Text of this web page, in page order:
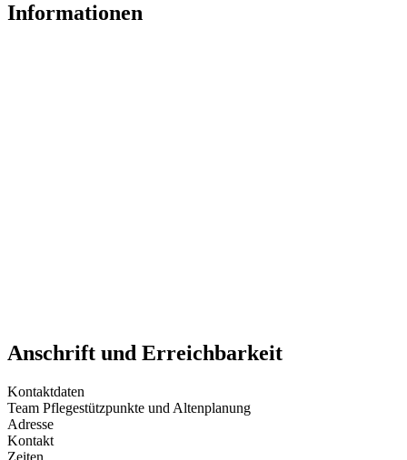
Informationen
Anschrift und Erreichbarkeit
Kontaktdaten
Team Pflegestützpunkte und Altenplanung
Adresse
Kontakt
Zeiten